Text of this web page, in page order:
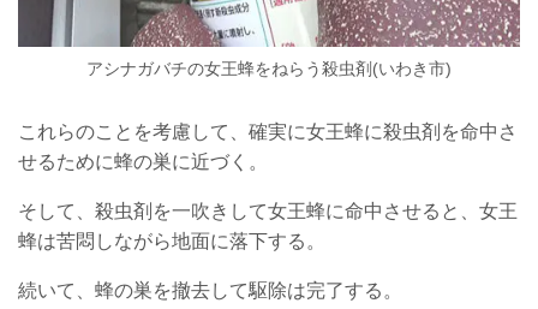
アシナガバチの女王蜂をねらう殺虫剤(いわき市)
これらのことを考慮して、確実に女王蜂に殺虫剤を命中さ
せるために蜂の巣に近づく。
そして、殺虫剤を一吹きして女王蜂に命中させると、女王
蜂は苦悶しながら地面に落下する。
続いて、蜂の巣を撤去して駆除は完了する。